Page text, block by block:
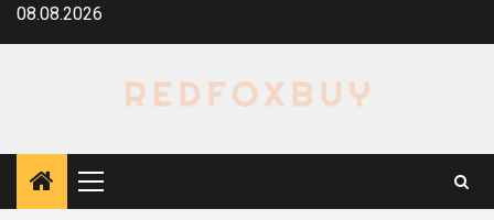
Перейти
08.08.2026
Основное
меню